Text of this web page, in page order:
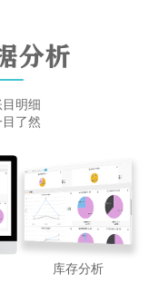
分析
明细
了然
库存分析